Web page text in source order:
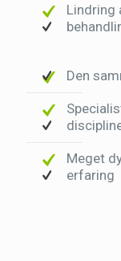
Lindring
Den
Meget
erfaring